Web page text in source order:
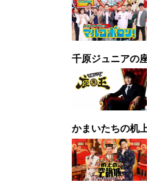
千原ジュニアの
かまいたちの机